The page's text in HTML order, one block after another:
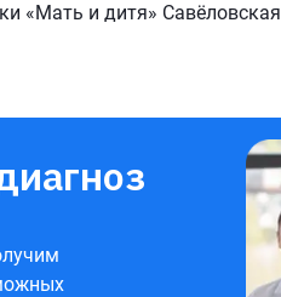
«Мать и дитя» Савёловская